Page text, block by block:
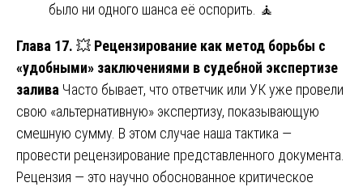
было ни одного шанса её оспорить. 🧘
Глава 17. 💥 Рецензирование как метод борьбы с
«удобными» заключениями в судебной экспертизе
залива Часто бывает, что ответчик или УК уже провели
свою «альтернативную» экспертизу, показывающую
смешную сумму. В этом случае наша тактика —
провести рецензирование представленного документа.
Рецензия — это научно обоснованное критическое